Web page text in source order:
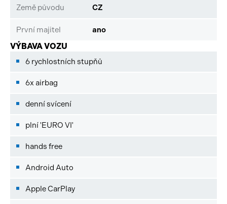
Země původu CZ
První majitel ano
VÝBAVA VOZU
6 rychlostních stupňů
6x airbag
denní svícení
plní 'EURO VI'
hands free
Android Auto
Apple CarPlay